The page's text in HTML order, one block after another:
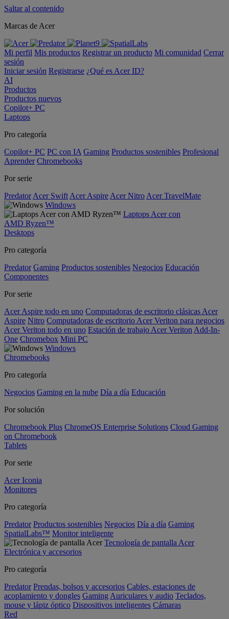
Saltar al contenido
Marcas de Acer
Mi perfil Mis productos Registrar un producto Mi comunidad Cerrar
sesión
Iniciar sesión Registrarse ¿Qué es Acer ID?
AI
Productos
Productos nuevos
Copilot+ PC
Laptops
Pro categoría
Copilot+ PC PC con IA Gaming Productos sostenibles Profesional
Aprender Chromebooks
Por serie
Predator Acer Swift Acer Aspire Acer Nitro Acer TravelMate
Windows
Laptops Acer con
AMD Ryzen™
Desktops
Pro categoría
Predator Gaming Productos sostenibles Negocios Educación
Componentes
Por serie
Acer Aspire todo en uno Computadoras de escritorio clásicas Acer
Aspire Nitro Computadoras de escritorio Acer Veriton para negocios
Acer Veriton todo en uno Estación de trabajo Acer Veriton Add-In-
One Chromebox Mini PC
Windows
Chromebooks
Pro categoría
Negocios Gaming en la nube Día a día Educación
Por solución
Chromebook Plus ChromeOS Enterprise Solutions Cloud Gaming
on Chromebook
Tablets
Por serie
Acer Iconia
Monitores
Pro categoría
Predator Productos sostenibles Negocios Día a día Gaming
SpatialLabs™ Monitor inteligente
Tecnología de pantalla Acer
Electrónica y accesorios
Pro categoría
Predator Prendas, bolsos y accesorios Cables, estaciones de
acoplamiento y dongles Gaming Auriculares y audio Teclados,
mouse y lápiz óptico Dispositivos inteligentes Cámaras
Red